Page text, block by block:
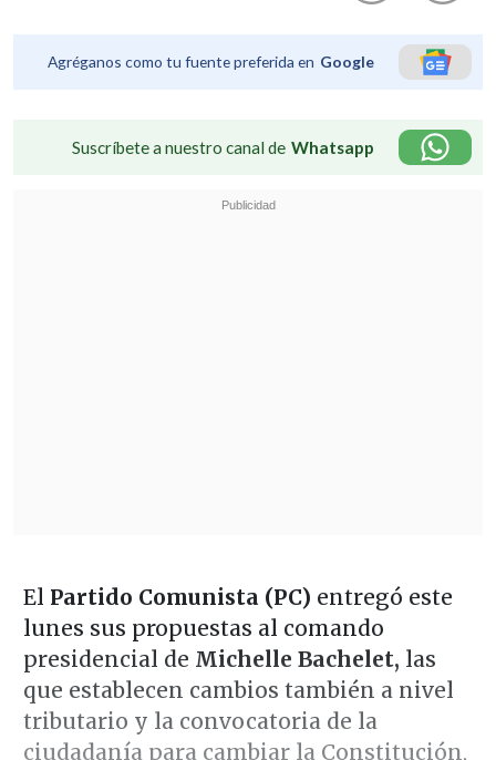
Agréganos como tu fuente preferida en Google
Suscríbete a nuestro canal de Whatsapp
El Partido Comunista (PC) entregó este
lunes sus propuestas al comando
presidencial de Michelle Bachelet, las
que establecen cambios también a nivel
tributario y la convocatoria de la
ciudadanía para cambiar la Constitución,